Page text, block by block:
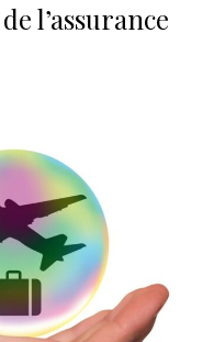
l’assurance